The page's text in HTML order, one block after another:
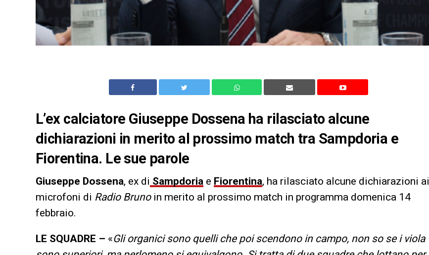
L’ex calciatore Giuseppe Dossena ha rilasciato alcune
dichiarazioni in merito al prossimo match tra Sampdoria e
Fiorentina. Le sue parole
Giuseppe Dossena, ex di Sampdoria e Fiorentina, ha rilasciato alcune dichiarazioni ai
microfoni di Radio Brunoin merito al prossimo match in programma domenica 14
febbraio.
LE SQUADRE – «Gli organici sono quelli che poi scendono in campo, non so se i viola